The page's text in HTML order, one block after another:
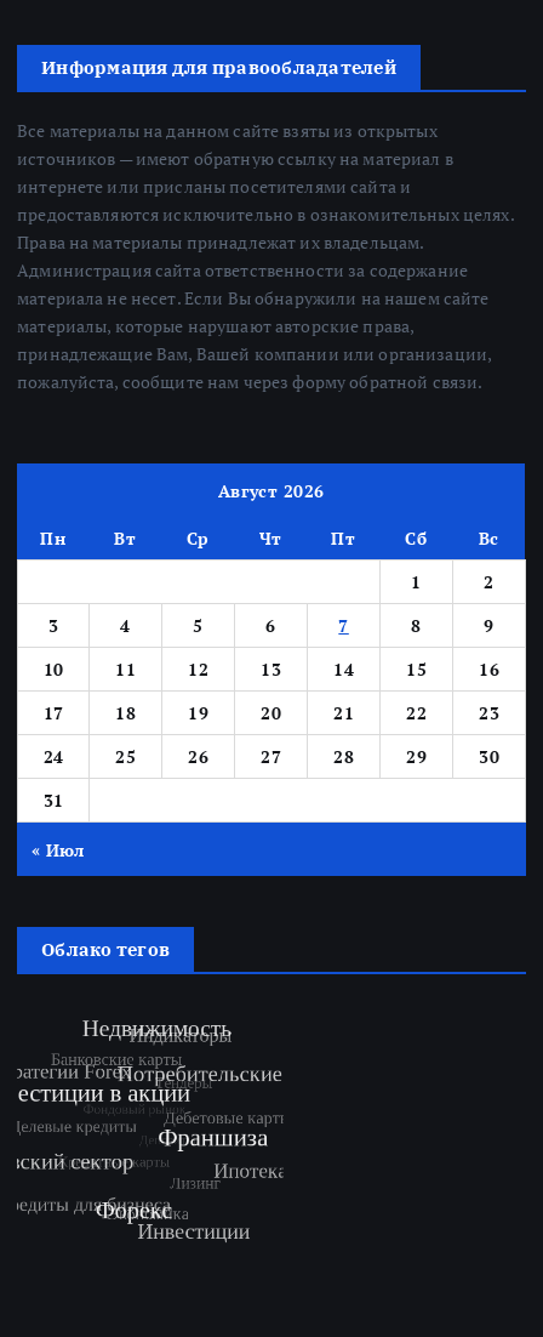
Информация для правообладателей
Все материалы на данном сайте взяты из открытых
источников — имеют обратную ссылку на материал в
интернете или присланы посетителями сайта и
предоставляются исключительно в ознакомительных целях.
Права на материалы принадлежат их владельцам.
Администрация сайта ответственности за содержание
материала не несет. Если Вы обнаружили на нашем сайте
материалы, которые нарушают авторские права,
принадлежащие Вам, Вашей компании или организации,
пожалуйста, сообщите нам через форму обратной связи.
Август 2026
Пн Вт Ср Чт Пт Сб
Вс
1
2
3
4 5 6 7 8
9
10
11 12 13 14 15
16
17
18 19 20 21 22
23
24
25 26 27 28 29
30
31
« Июл
Облако тегов